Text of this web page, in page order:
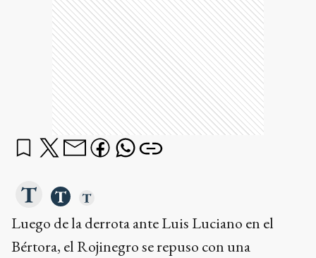
Luego de la derrota ante Luis Luciano en el
Bértora, el Rojinegro se repuso con una